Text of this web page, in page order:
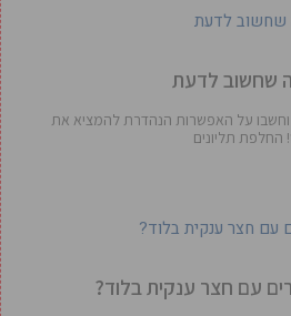
שחשוב לדעת
וחשבו על האפשרות הנהדרת להמציא את
תליונים